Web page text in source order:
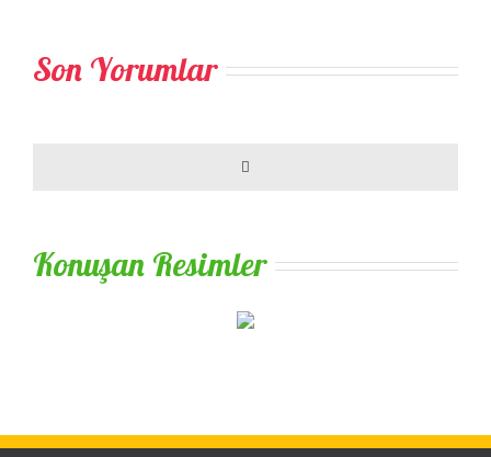
Son Yorumlar
Konuşan Resimler